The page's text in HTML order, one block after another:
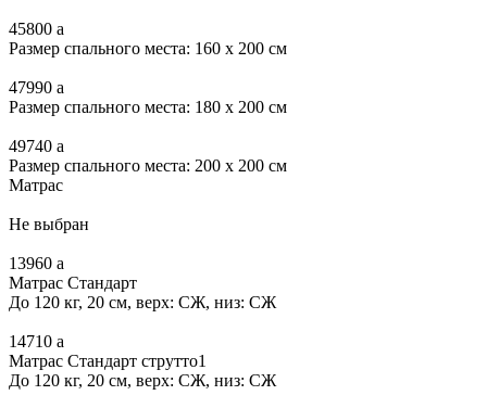
45800 a
Размер спального места: 160 x 200 см
47990 a
Размер спального места: 180 x 200 см
49740 a
Размер спального места: 200 x 200 см
Матрас
Не выбран
13960 a
Матрас Стандарт
До 120 кг, 20 см, верх: СЖ, низ: СЖ
14710 a
Матрас Стандарт струтто1
До 120 кг, 20 см, верх: СЖ, низ: СЖ